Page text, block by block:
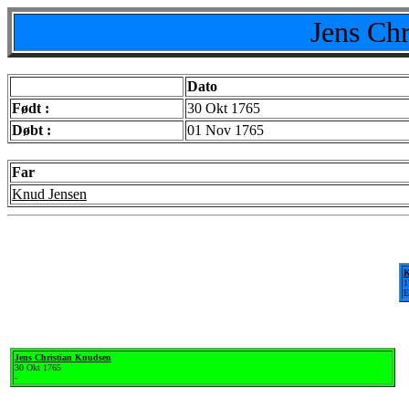
Jens
Dato
Født :
30 Okt 1765
Døbt :
01 Nov 1765
Far
Knud Jensen
Jens Christian Knudsen
30 Okt 1765
-